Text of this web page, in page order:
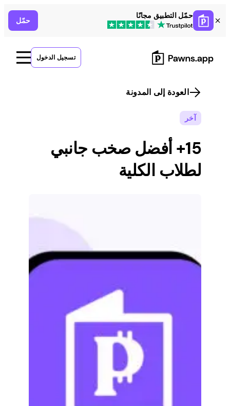
Skip
to
content
حمّل التطبيق مجانًا
حمّل
تسجيل الدخول
العودة إلى المدونة
آخر
15+ أفضل صخب جانبي
لطلاب الكلية